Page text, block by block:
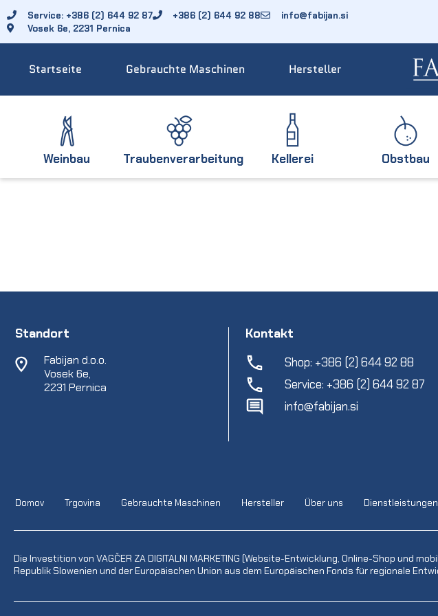
Service: +386 (2) 644 92 87 +386 (2) 644 92 88
info@fabijan.si
Vosek 6e, 2231 Pernica
Startseite Gebrauchte Maschinen Hersteller
Weinbau Traubenverarbeitung Kellerei Obstbau
Standort
Fabijan d.o.o.
Vosek 6e,
2231 Pernica
Kontakt
Shop: +386 (2) 644 92 88
Service: +386 (2) 644 92 87
info@fabijan.si
Domov Trgovina Gebrauchte Maschinen Hersteller Über uns Dienstleistungen
Die Investition von VAGČER ZA DIGITALNI MARKETING (Website-Entwicklung, Online-Shop und
Republik Slowenien und der Europäischen Union aus dem Europäischen Fonds für regionale